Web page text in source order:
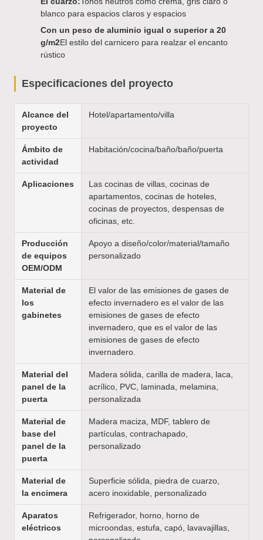
blanco para espacios claros y espacios
Con un peso de aluminio igual o superior a 20
g/m2El estilo del carnicero para realzar el encanto
rústico
Especificaciones del proyecto
Alcance del
proyecto
Hotel/apartamento/villa
Ámbito de
actividad
Habitación/cocina/baño/baño/puerta
Aplicaciones
Las cocinas de villas, cocinas de
apartamentos, cocinas de hoteles,
cocinas de proyectos, despensas de
oficinas, etc.
Producción
de equipos
OEM/ODM
Apoyo a diseño/color/material/tamaño
personalizado
Material de
los
gabinetes
El valor de las emisiones de gases de
efecto invernadero es el valor de las
emisiones de gases de efecto
invernadero, que es el valor de las
emisiones de gases de efecto
invernadero.
Material del
panel de la
puerta
Madera sólida, carilla de madera, laca,
acrílico, PVC, laminada, melamina,
personalizada
Material de
base del
panel de la
puerta
Madera maciza, MDF, tablero de
partículas, contrachapado,
personalizado
Material de
la encimera
Superficie sólida, piedra de cuarzo,
acero inoxidable, personalizado
Aparatos
eléctricos
Refrigerador, horno, horno de
microondas, estufa, capó, lavavajillas,